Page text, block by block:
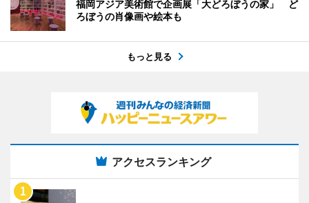
福岡アジア美術館で企画展「大どろぼうの家」 ど
ろぼうの肖像画や絵本も
もっと見る
アクセスランキング